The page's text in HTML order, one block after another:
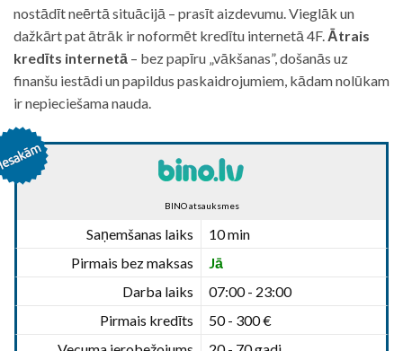
nostādīt neērtā situācijā – prasīt aizdevumu. Vieglāk un
dažkārt pat ātrāk ir noformēt kredītu internetā 4F. Ātrais
kredīts internetā – bez papīru „vākšanas”, došanās uz
finanšu iestādi un papildus paskaidrojumiem, kādam nolūkam
ir nepieciešama nauda.
BINO atsauksmes
Saņemšanas laiks
10 min
Pirmais bez maksas
Jā
Darba laiks
07:00 - 23:00
Pirmais kredīts
50 - 300 €